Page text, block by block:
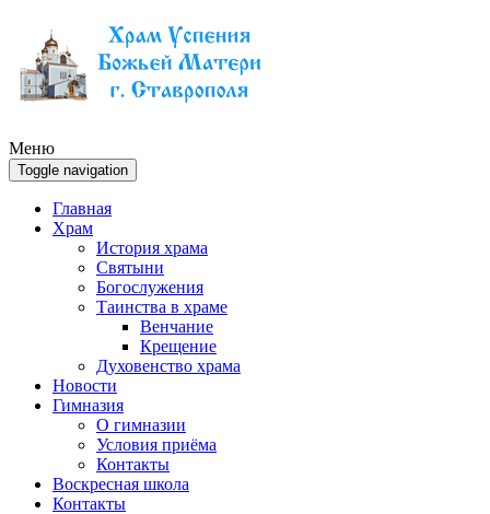
Меню
Toggle navigation
Главная
Храм
История храма
Святыни
Богослужения
Таинства в храме
Венчание
Крещение
Духовенство храма
Новости
Гимназия
О гимназии
Условия приёма
Контакты
Воскресная школа
Контакты